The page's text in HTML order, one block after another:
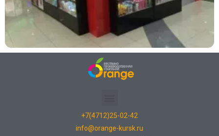
+7(4712)25-02-42
info@orange-kursk.ru